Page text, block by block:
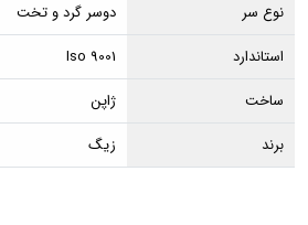
نوع سر
دوسر گرد و تخت
استاندارد
Iso 9001
ساخت
ژاپن
برند
زیگ